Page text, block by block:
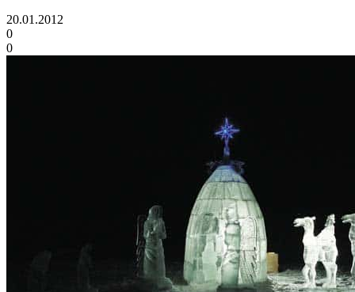
20.01.2012
0
0